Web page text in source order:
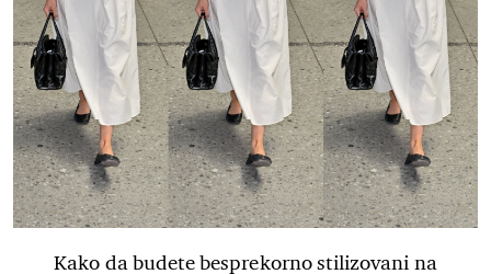
Kako da budete besprekorno stilizovani na